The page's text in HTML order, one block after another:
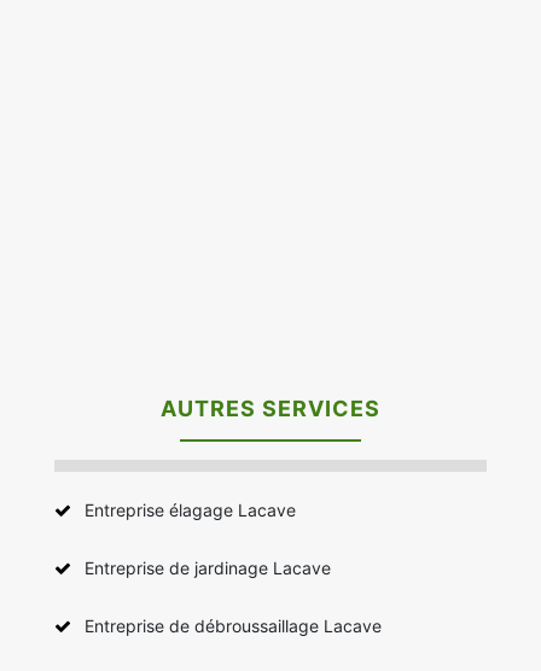
AUTRES SERVICES
Entreprise élagage Lacave
Entreprise de jardinage Lacave
Entreprise de débroussaillage Lacave